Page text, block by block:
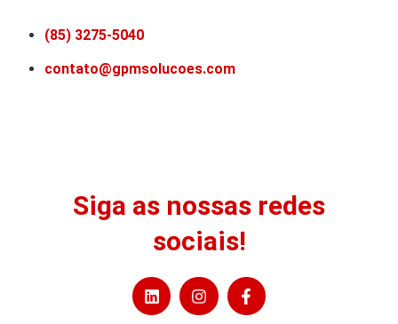
(85) 3275-5040
contato@gpmsolucoes.com
Siga as nossas redes
sociais!